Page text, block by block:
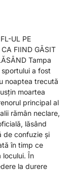
UL PE
FIIND GĂSIT
Tampa
sportului a fost
noaptea trecută
moartea
principal al
rămân neclare,
lăsând
de confuzie și
în timp ce
locului. În
la durere